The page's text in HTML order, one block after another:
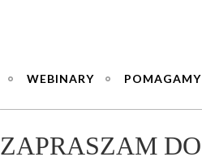
WEBINARY POMAGAMY
ZAPRASZAM DO